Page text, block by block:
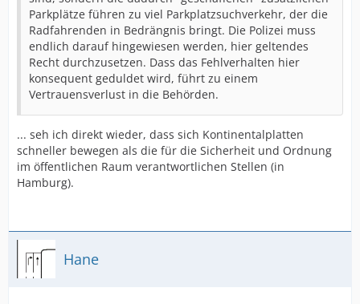
Parkplätze führen zu viel Parkplatzsuchverkehr, der die
Radfahrenden in Bedrängnis bringt. Die Polizei muss
endlich darauf hingewiesen werden, hier geltendes
Recht durchzusetzen. Dass das Fehlverhalten hier
konsequent geduldet wird, führt zu einem
Vertrauensverlust in die Behörden.
... seh ich direkt wieder, dass sich Kontinentalplatten
schneller bewegen als die für die Sicherheit und Ordnung
im öffentlichen Raum verantwortlichen Stellen (in
Hamburg).
Hane